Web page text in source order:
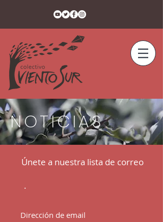
NOTICIAS
Únete a nuestra lista de correo
.